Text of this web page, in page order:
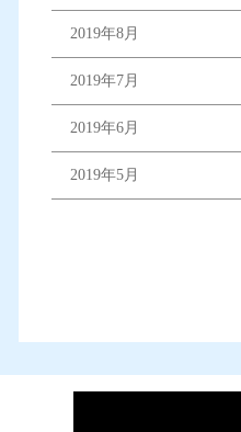
2019年8月
2019年7月
2019年6月
2019年5月